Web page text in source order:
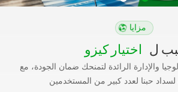
مزايا
ل اختيار كيزو
والإدارة الرائدة لتمنحك ضمان الجودة، مع